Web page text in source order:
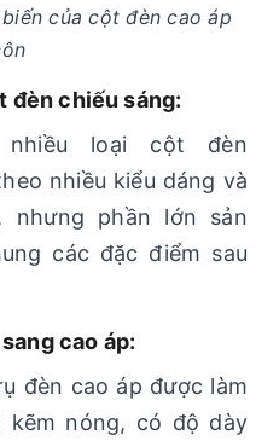
của cột đèn cao áp
đèn chiếu sáng:
loại cột đèn
nhiều kiểu dáng và
nhưng phần lớn sản
các đặc điểm sau
cao áp:
đèn cao áp được làm
kẽm nóng, có độ dày